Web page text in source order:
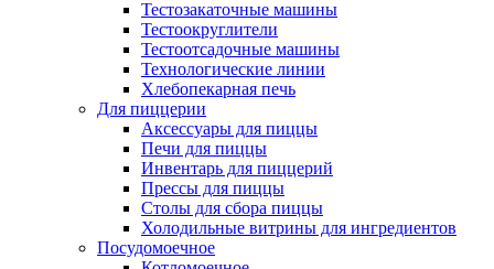
Тестозакаточные машины
Тестоокруглители
Тестоотсадочные машины
Технологические линии
Хлебопекарная печь
Для пиццерии
Аксессуары для пиццы
Печи для пиццы
Инвентарь для пиццерий
Прессы для пиццы
Столы для сбора пиццы
Холодильные витрины для ингредиентов
Посудомоечное